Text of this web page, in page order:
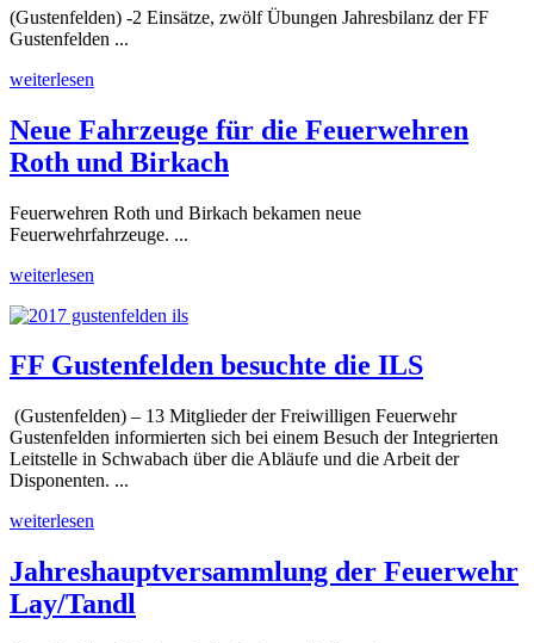
(Gustenfelden) -2 Einsätze, zwölf Übungen Jahresbilanz der FF
Gustenfelden ...
weiterlesen
Neue Fahrzeuge für die Feuerwehren
Roth und Birkach
Feuerwehren Roth und Birkach bekamen neue
Feuerwehrfahrzeuge. ...
weiterlesen
FF Gustenfelden besuchte die ILS
(Gustenfelden) – 13 Mitglieder der Freiwilligen Feuerwehr
Gustenfelden informierten sich bei einem Besuch der Integrierten
Leitstelle in Schwabach über die Abläufe und die Arbeit der
Disponenten. ...
weiterlesen
Jahreshauptversammlung der Feuerwehr
Lay/Tandl